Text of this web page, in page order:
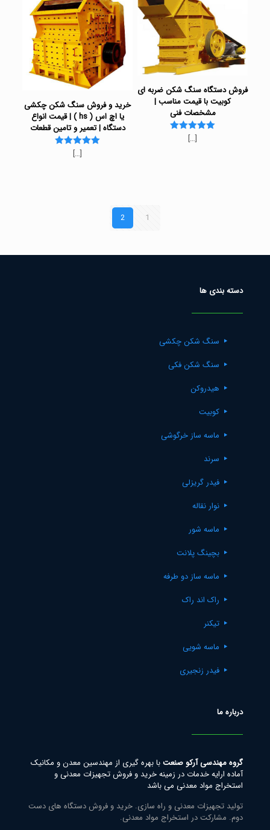
فروش دستگاه سنگ شکن ضربه ای
کوبیت با قیمت مناسب |
مشخصات فنی
Rated
[…]
خرید و فروش سنگ شکن چکشی
یا اچ اس ( hs ) | قیمت انواع
دستگاه | تعمیر و تامین قطعات
Rated
[…]
1
2
دسته بندی ها
سنگ شکن چکشی
سنگ شکن فکی
هیدروکن
کوبیت
ماسه ساز خرگوشی
سرند
فیدر گریزلی
نوار نقاله
ماسه شور
بچینگ پلانت
ماسه ساز دو طرفه
راک اند راک
تیکنر
ماسه شویی
فیدر زنجیری
درباره ما
گروه مهندسی آرکو صنعتبا بهره گیری از مهندسین معدن و مکانیک
آماده ارایه خدمات در زمینه خرید و فروش تجهیزات معدنی و
استخراج مواد معدنی می باشد
تولید تجهیزات معدنی و راه سازی. خرید و فروش دستگاه های دست
دوم. مشارکت در استخراج مواد معدنی.